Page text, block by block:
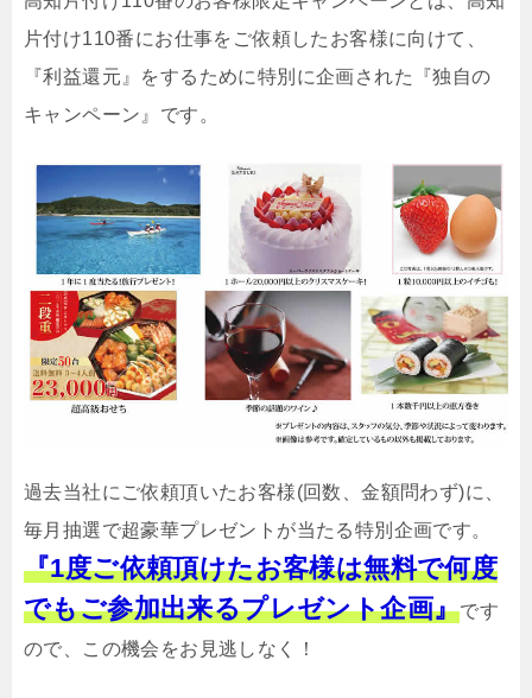
片付け110番にお仕事をご依頼したお客様に向けて、
『利益還元』をするために特別に企画された『独自の
キャンペーン』です。
過去当社にご依頼頂いたお客様(回数、金額問わず)に、
毎月抽選で超豪華プレゼントが当たる特別企画です。
『1度ご依頼頂けたお客様は無料で何度
でもご参加出来るプレゼント企画』です
ので、この機会をお見逃しなく！